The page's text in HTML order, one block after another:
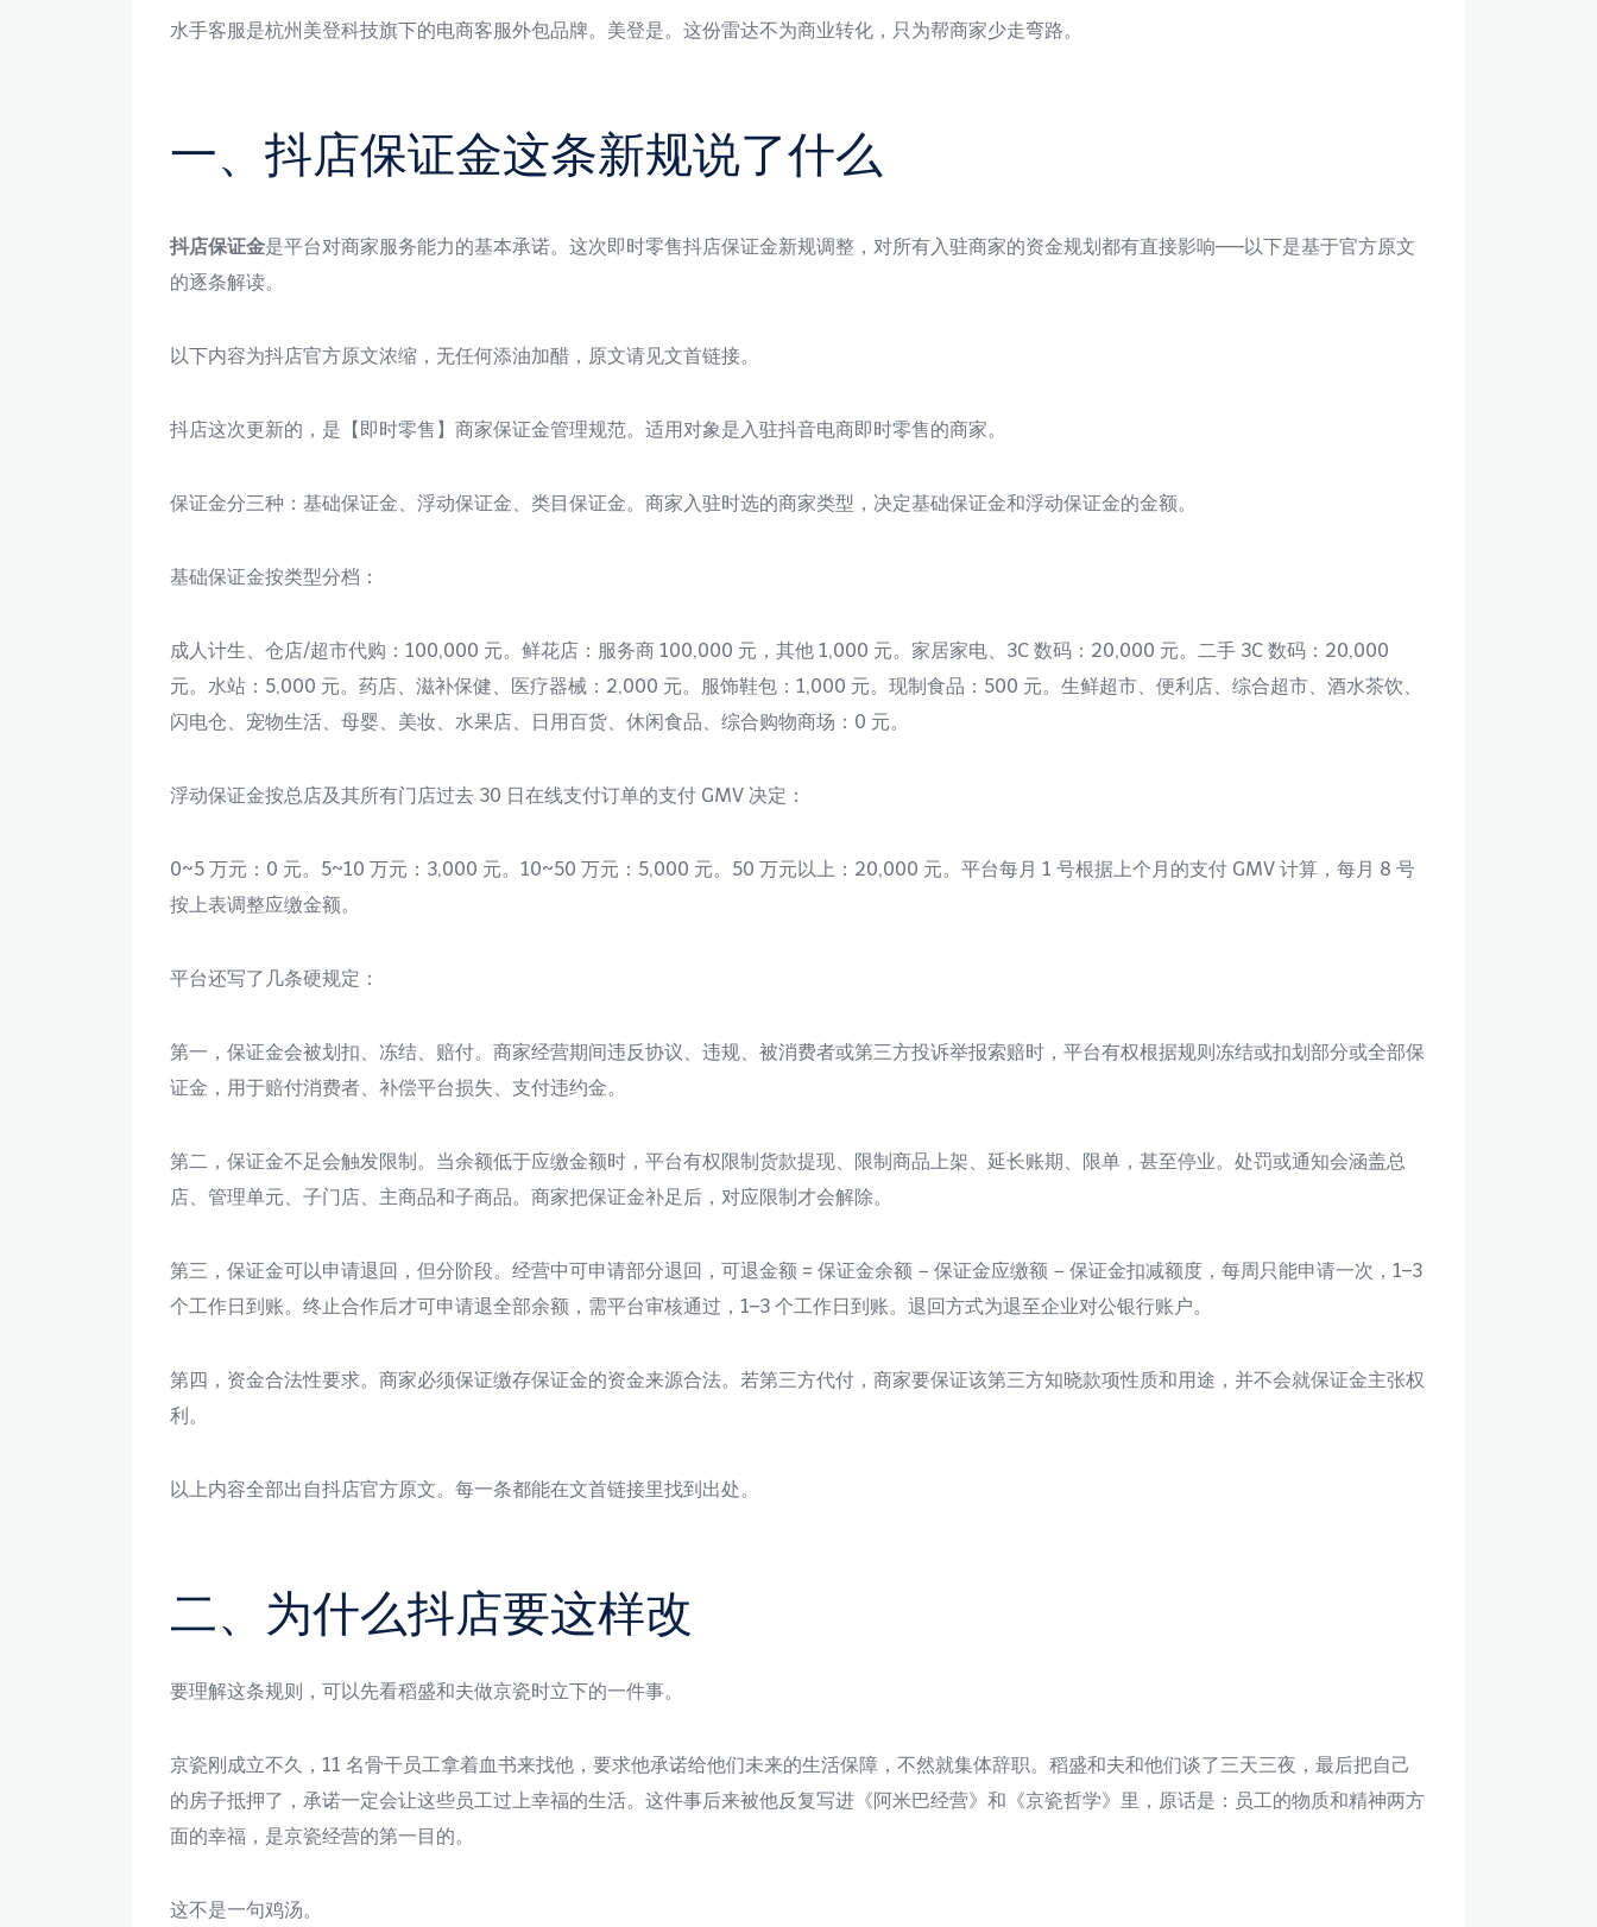
水手客服是杭州美登科技旗下的电商客服外包品牌。美登是。这份雷达不为商业转化，只为帮商家少走弯路。
一、抖店保证金这条新规说了什么
抖店保证金是平台对商家服务能力的基本承诺。这次即时零售抖店保证金新规调整，对所有入驻商家的资金规划都有直接影响——以下是基于官方原文
的逐条解读。
以下内容为抖店官方原文浓缩，无任何添油加醋，原文请见文首链接。
抖店这次更新的，是【即时零售】商家保证金管理规范。适用对象是入驻抖音电商即时零售的商家。
保证金分三种：基础保证金、浮动保证金、类目保证金。商家入驻时选的商家类型，决定基础保证金和浮动保证金的金额。
基础保证金按类型分档：
成人计生、仓店/超市代购：100,000 元。鲜花店：服务商 100,000 元，其他 1,000 元。家居家电、3C 数码：20,000 元。二手 3C 数码：20,000
元。水站：5,000 元。药店、滋补保健、医疗器械：2,000 元。服饰鞋包：1,000 元。现制食品：500 元。生鲜超市、便利店、综合超市、酒水茶饮、
闪电仓、宠物生活、母婴、美妆、水果店、日用百货、休闲食品、综合购物商场：0 元。
浮动保证金按总店及其所有门店过去 30 日在线支付订单的支付 GMV 决定：
0~5 万元：0 元。5~10 万元：3,000 元。10~50 万元：5,000 元。50 万元以上：20,000 元。平台每月 1 号根据上个月的支付 GMV 计算，每月 8 号
按上表调整应缴金额。
平台还写了几条硬规定：
第一，保证金会被划扣、冻结、赔付。商家经营期间违反协议、违规、被消费者或第三方投诉举报索赔时，平台有权根据规则冻结或扣划部分或全部保
证金，用于赔付消费者、补偿平台损失、支付违约金。
第二，保证金不足会触发限制。当余额低于应缴金额时，平台有权限制货款提现、限制商品上架、延长账期、限单，甚至停业。处罚或通知会涵盖总
店、管理单元、子门店、主商品和子商品。商家把保证金补足后，对应限制才会解除。
第三，保证金可以申请退回，但分阶段。经营中可申请部分退回，可退金额 = 保证金余额 − 保证金应缴额 − 保证金扣减额度，每周只能申请一次，1–3
个工作日到账。终止合作后才可申请退全部余额，需平台审核通过，1–3 个工作日到账。退回方式为退至企业对公银行账户。
第四，资金合法性要求。商家必须保证缴存保证金的资金来源合法。若第三方代付，商家要保证该第三方知晓款项性质和用途，并不会就保证金主张权
利。
以上内容全部出自抖店官方原文。每一条都能在文首链接里找到出处。
二、为什么抖店要这样改
要理解这条规则，可以先看稻盛和夫做京瓷时立下的一件事。
京瓷刚成立不久，11 名骨干员工拿着血书来找他，要求他承诺给他们未来的生活保障，不然就集体辞职。稻盛和夫和他们谈了三天三夜，最后把自己
的房子抵押了，承诺一定会让这些员工过上幸福的生活。这件事后来被他反复写进《阿米巴经营》和《京瓷哲学》里，原话是：员工的物质和精神两方
面的幸福，是京瓷经营的第一目的。
这不是一句鸡汤。